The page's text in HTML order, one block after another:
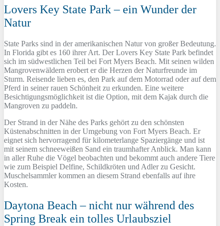
Lovers Key State Park – ein Wunder der
Natur
State Parks sind in der amerikanischen Natur von großer Bedeutung.
In Florida gibt es 160 ihrer Art. Der Lovers Key State Park befindet
sich im südwestlichen Teil bei Fort Myers Beach. Mit seinen wilden
Mangrovenwäldern erobert er die Herzen der Naturfreunde im
Sturm. Reisende lieben es, den Park auf dem Motorrad oder auf dem
Pferd in seiner rauen Schönheit zu erkunden. Eine weitere
Besichtigungsmöglichkeit ist die Option, mit dem Kajak durch die
Mangroven zu paddeln.
Der Strand in der Nähe des Parks gehört zu den schönsten
Küstenabschnitten in der Umgebung von Fort Myers Beach. Er
eignet sich hervorragend für kilometerlange Spaziergänge und ist
mit seinem schneeweißen Sand ein traumhafter Anblick. Man kann
in aller Ruhe die Vögel beobachten und bekommt auch andere Tiere
wie zum Beispiel Delfine, Schildkröten und Adler zu Gesicht.
Muschelsammler kommen an diesem Strand ebenfalls auf ihre
Kosten.
Daytona Beach – nicht nur während des
Spring Break ein tolles Urlaubsziel